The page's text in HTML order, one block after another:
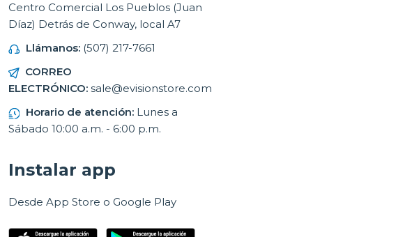
Centro Comercial Los Pueblos (Juan
Díaz) Detrás de Conway, local A7
Llámanos: (507) 217-7661
CORREO
ELECTRÓNICO: sale@evisionstore.com
Horario de atención: Lunes a
Sábado 10:00 a.m. - 6:00 p.m.
Instalar app
Desde App Store o Google Play